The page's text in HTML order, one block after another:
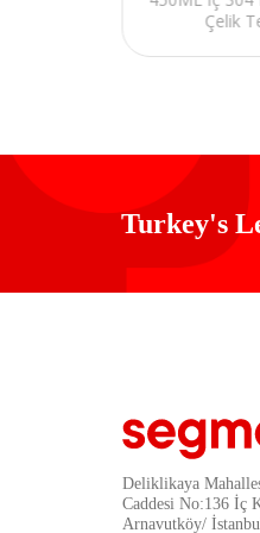
Çelik
Turkey's
Deliklikaya
Caddesi No:136 İç
Arnavutköy/